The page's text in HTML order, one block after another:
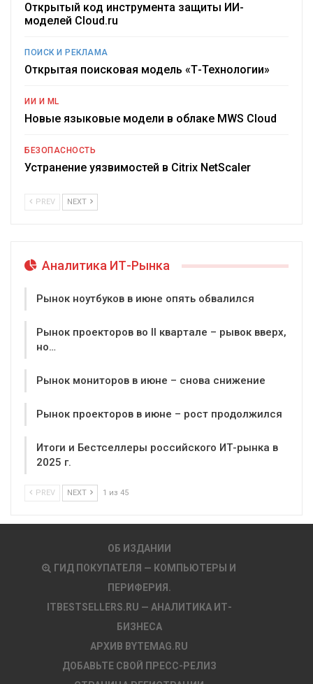
Открытый код инструмента защиты ИИ-
моделей Cloud.ru
ПОИСК И РЕКЛАМА
Открытая поисковая модель «Т-Технологии»
ИИ И ML
Новые языковые модели в облаке MWS Cloud
БЕЗОПАСНОСТЬ
Устранение уязвимостей в Citrix NetScaler
PREV NEXT
Аналитика ИТ-Рынка
Рынок ноутбуков в июне опять обвалился
Рынок проекторов во II квартале – рывок вверх,
но…
Рынок мониторов в июне – снова снижение
Рынок проекторов в июне – рост продолжился
Итоги и Бестселлеры российского ИТ-рынка в
2025 г.
PREV NEXT 1 из 45
ОБ ИЗДАНИИ
ГИД ПОКУПАТЕЛЯ — КОМПЬЮТЕРЫ И
ПЕРИФЕРИЯ.
ITBESTSELLERS.RU — АНАЛИТИКА ИТ-
БИЗНЕСА
АРХИВ BYTEMAG.RU
ДОБАВЬТЕ СВОЙ ПРЕСС-РЕЛИЗ